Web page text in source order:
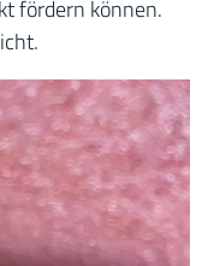
fördern können.